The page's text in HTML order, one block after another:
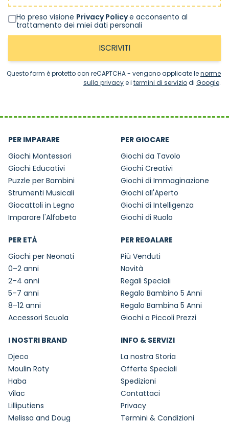
Ho preso visione Privacy Policye acconsento al
trattamento dei miei dati personali
ISCRIVITI
Questo form è protetto con reCAPTCHA - vengono applicate lenorme
sulla privacye i termini di serviziodi Google.
PER IMPARARE
Giochi Montessori
Giochi Educativi
Puzzle per Bambini
Strumenti Musicali
Giocattoli in Legno
Imparare l'Alfabeto
PER GIOCARE
Giochi da Tavolo
Giochi Creativi
Giochi di Immaginazione
Giochi all'Aperto
Giochi di Intelligenza
Giochi di Ruolo
PER ETÀ
Giochi per Neonati
0–2 anni
2–4 anni
5–7 anni
8–12 anni
Accessori Scuola
PER REGALARE
Più Venduti
Novità
Regali Speciali
Regalo Bambino 5 Anni
Regalo Bambina 5 Anni
Giochi a Piccoli Prezzi
I NOSTRI BRAND
Djeco
Moulin Roty
Haba
Vilac
Lilliputiens
Melissa and Doug
INFO & SERVIZI
La nostra Storia
Offerte Speciali
Spedizioni
Contattaci
Privacy
Termini & Condizioni